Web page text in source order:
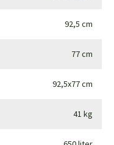
92,5 cm
77 cm
92,5x77 cm
41 kg